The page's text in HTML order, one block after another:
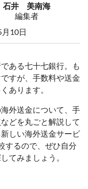
石井 美南海
編集者
10日
ある七十七銀行。も
すが、手数料や送金
あります。
外送金について、手
どを丸ごと解説して
しい海外送金サービ
するので、ぜひ自分
てみましょう。